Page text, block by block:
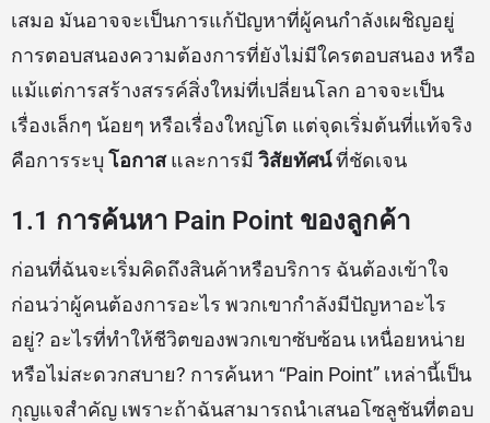
เสมอ มันอาจจะเป็นการแก้ปัญหาที่ผู้คนกำลังเผชิญอยู่
การตอบสนองความต้องการที่ยังไม่มีใครตอบสนอง หรือ
แม้แต่การสร้างสรรค์สิ่งใหม่ที่เปลี่ยนโลก อาจจะเป็น
เรื่องเล็กๆ น้อยๆ หรือเรื่องใหญ่โต แต่จุดเริ่มต้นที่แท้จริง
คือการระบุโอกาสและการมี วิสัยทัศน์ที่ชัดเจน
1.1 การค้นหา Pain Point ของลูกค้า
ก่อนที่ฉันจะเริ่มคิดถึงสินค้าหรือบริการ ฉันต้องเข้าใจ
ก่อนว่าผู้คนต้องการอะไร พวกเขากำลังมีปัญหาอะไร
อยู่? อะไรที่ทำให้ชีวิตของพวกเขาซับซ้อน เหนื่อยหน่าย
หรือไม่สะดวกสบาย? การค้นหา “Pain Point” เหล่านี้เป็น
กุญแจสำคัญ เพราะถ้าฉันสามารถนำเสนอโซลูชันที่ตอบ